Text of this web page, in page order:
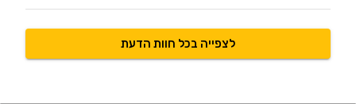
לצפייה בכל חוות הדעת